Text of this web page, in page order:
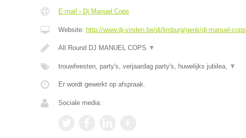
E-mail › Dj Manuel Cops
Website: http://www.dj-vinden.be/dj/limburg/genk/dj-manuel-cops
All Round DJ MANUEL COPS ▼
trouwfeesten, party's, verjaardag party's, huwelijks jubilea, ▼
Er wordt gewerkt op afspraak.
Sociale media: